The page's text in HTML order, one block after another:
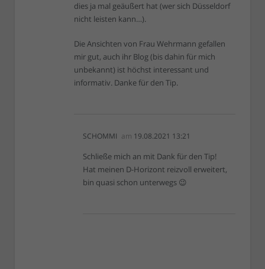
dies ja mal geäußert hat (wer sich Düsseldorf
nicht leisten kann…).
Die Ansichten von Frau Wehrmann gefallen
mir gut, auch ihr Blog (bis dahin für mich
unbekannt) ist höchst interessant und
informativ. Danke für den Tip.
SCHOMMI am 19.08.2021 13:21
Schließe mich an mit Dank für den Tip!
Hat meinen D-Horizont reizvoll erweitert,
bin quasi schon unterwegs 😉